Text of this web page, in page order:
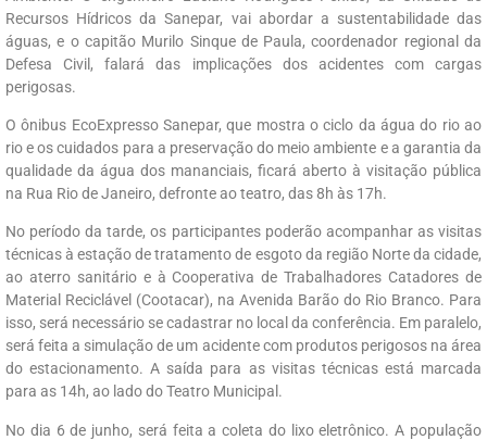
Recursos Hídricos da Sanepar, vai abordar a sustentabilidade das
águas, e o capitão Murilo Sinque de Paula, coordenador regional da
Defesa Civil, falará das implicações dos acidentes com cargas
perigosas.
O ônibus EcoExpresso Sanepar, que mostra o ciclo da água do rio ao
rio e os cuidados para a preservação do meio ambiente e a garantia da
qualidade da água dos mananciais, ficará aberto à visitação pública
na Rua Rio de Janeiro, defronte ao teatro, das 8h às 17h.
No período da tarde, os participantes poderão acompanhar as visitas
técnicas à estação de tratamento de esgoto da região Norte da cidade,
ao aterro sanitário e à Cooperativa de Trabalhadores Catadores de
Material Reciclável (Cootacar), na Avenida Barão do Rio Branco. Para
isso, será necessário se cadastrar no local da conferência. Em paralelo,
será feita a simulação de um acidente com produtos perigosos na área
do estacionamento. A saída para as visitas técnicas está marcada
para as 14h, ao lado do Teatro Municipal.
No dia 6 de junho, será feita a coleta do lixo eletrônico. A população